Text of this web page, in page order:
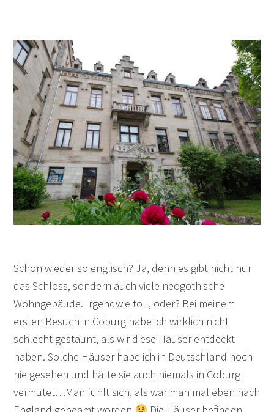
Schon wieder so englisch? Ja, denn es gibt nicht nur
das Schloss, sondern auch viele neogothische
Wohngebäude. Irgendwie toll, oder? Bei meinem
ersten Besuch in Coburg habe ich wirklich nicht
schlecht gestaunt, als wir diese Häuser entdeckt
haben. Solche Häuser habe ich in Deutschland noch
nie gesehen und hätte sie auch niemals in Coburg
vermutet…Man fühlt sich, als wär man mal eben nach